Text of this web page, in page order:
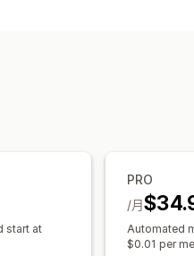
營業時間
start at
PRO
/月
Automated
$0.01 per